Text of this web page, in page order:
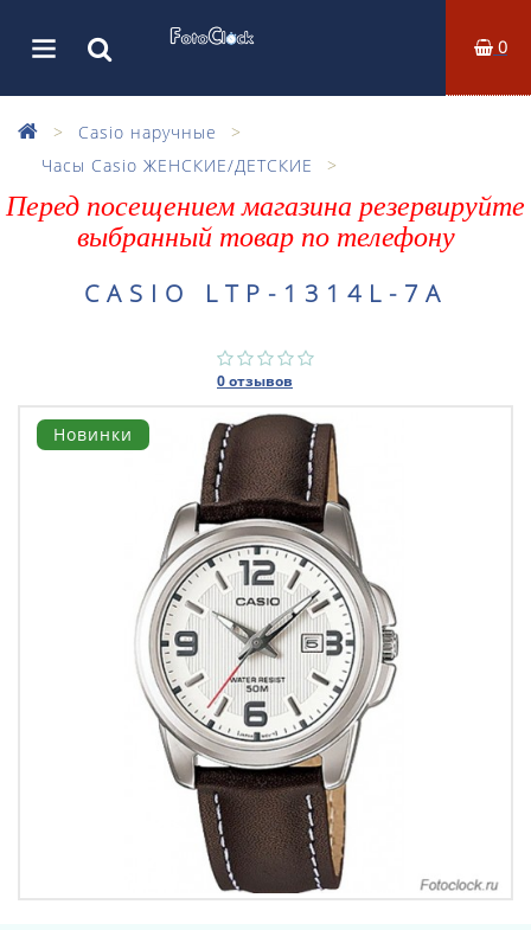
0
Casio наручные
Часы Casio ЖЕНСКИЕ/ДЕТСКИЕ
Перед посещением магазина резервируйте
выбранный товар по телефону
CASIO LTP-1314L-7A
0 отзывов
Новинки